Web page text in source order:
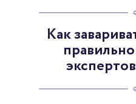
Как